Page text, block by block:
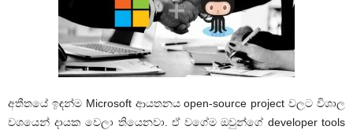
අතීතයේ ඉඳන්ම Microsoft ආයතනය open-source project වලට විශාල
වශයෙන් දායක වෙලා තියෙනවා. ඒ වගේම ඔවුන්ගේ developer tools